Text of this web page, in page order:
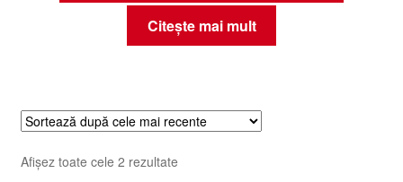
Citește mai mult
Afișez toate cele 2 rezultateSortat